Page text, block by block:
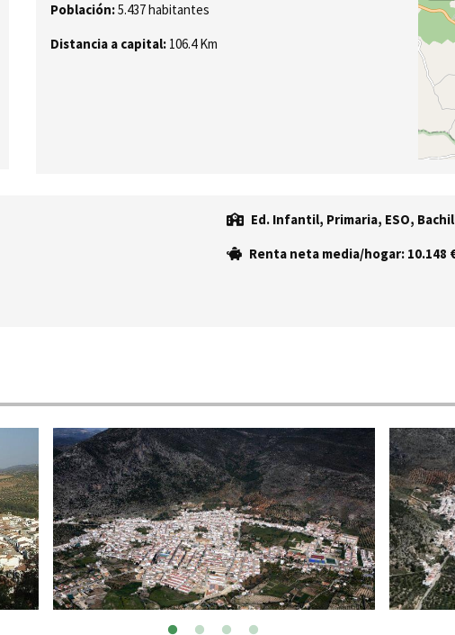
Población:5.437 habitantes
Distancia a capital: 106.4 Km
Ed. Infantil, Primaria, ESO,
Renta neta media/hogar: 10.148